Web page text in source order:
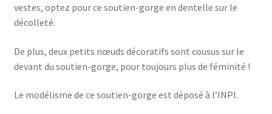
vestes, optez pour ce soutien-gorge en dentelle sur le
décolleté.
De plus, deux petits nœuds décoratifs sont cousus sur le
devant du soutien-gorge, pour toujours plus de féminité !
Le modélisme de ce soutien-gorge est déposé à l’INPI.